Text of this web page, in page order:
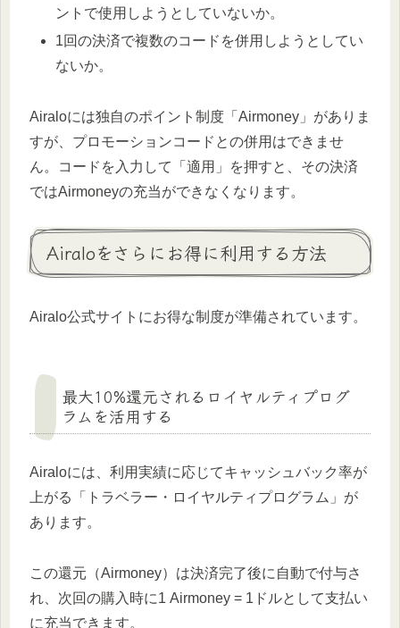
ントで使用しようとしていないか。
1回の決済で複数のコードを併用しようとしてい
ないか。
Airaloには独自のポイント制度「Airmoney」がありま
すが、プロモーションコードとの併用はできませ
ん。コードを入力して「適用」を押すと、その決済
ではAirmoneyの充当ができなくなります。
Airaloをさらにお得に利用する方法
Airalo公式サイトにお得な制度が準備されています。
最大10%還元されるロイヤルティプログ
ラムを活用する
Airaloには、利用実績に応じてキャッシュバック率が
上がる「トラベラー・ロイヤルティプログラム」が
あります。
この還元（Airmoney）は決済完了後に自動で付与さ
れ、次回の購入時に1 Airmoney = 1ドルとして支払い
に充当できます。